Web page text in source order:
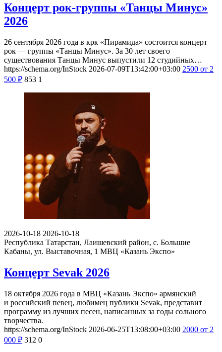
Концерт рок-группы «Танцы Минус»
2026
26 сентября 2026 года в крк «Пирамида» состоится концерт
рок — группы «Танцы Минус». За 30 лет своего
существования Танцы Минус выпустили 12 студийных…
https://schema.org/InStock 2026-07-09T13:42:00+03:00 2500 от 2
500 ₽ 853 1
2026-10-18 2026-10-18
Республика Татарстан, Лаишевский район, с. Большие
Кабаны, ул. Выставочная, 1 МВЦ «Казань Экспо»
Концерт Sevak 2026
18 октября 2026 года в МВЦ «Казань Экспо» армянский
и российский певец, любимец публики Sevak, представит
программу из лучших песен, написанных за годы сольного
творчества.
https://schema.org/InStock 2026-06-25T13:08:00+03:00 2000 от 2
000 ₽ 312 0